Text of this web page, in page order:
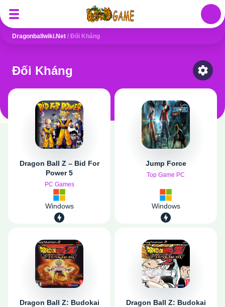
Dragonballwiki.net / Đối Kháng
Đối Kháng
Select
Dragon Ball Z – Bid For
Power 5
PC Games
Windows
Jump Force
Top Game PC
Windows
Dragon Ball Z: Budokai
Dragon Ball Z: Budokai